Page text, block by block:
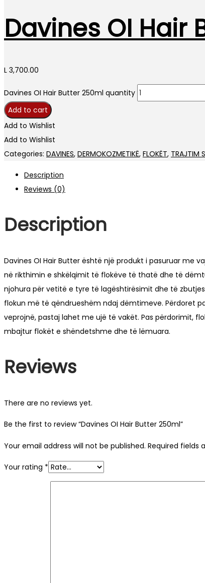
Davines OI Hair
L 3,700.00
Davines OI Hair Butter 250ml quantity
Add to cart
Add to Wishlist
Add to Wishlist
Categories: DAVINES, DERMOKOZMETIKË, FLOKËT, TRAJTIM
Description
Reviews (0)
Description
Davines OI Hair Butter është një produkt i pasuruar me
në rikthimin e shkëlqimit të flokëve të thatë dhe të
njohura për vetitë e tyre të lagështirësimit dhe të
flokun më të qëndrueshëm ndaj dëmtimeve. Përdoret
veprojnë, pastaj lahet me ujë të vakët. Pas përdorimit,
mbajtur flokët e shëndetshme dhe të lëmuara.
Reviews
There are no reviews yet.
Be the first to review “Davines OI Hair Butter 250ml”
Your email address will not be published. Required fields
Your rating *